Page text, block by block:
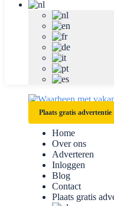
Plaats gratis advertentie
Home
Over ons
Adverteren
Inloggen
Blog
Contact
Plaats gratis